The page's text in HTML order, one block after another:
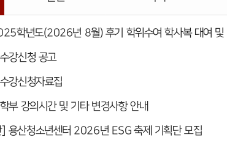
학년도(2026년 8월) 후기 학위수여 학사복 대여 및
강신청 공고
강신청자료집
부 강의시간 및 기타 변경사항 안내
] 용산청소년센터 2026년 ESG 축제 기획단 모집